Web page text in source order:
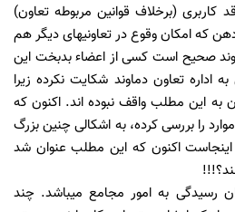
کاربری (برخلاف قوانین مربوطه تعاون)
که امکان وقوع در تعاونیهای دیگر هم
صحیح است کسی از اعضاء بدبخت این
اداره تعاون دماوند شکایت نکرده زیرا
به این مطلب واقف نبوده اند. اکنون که
را بررسی کرده، به اشکالی چنین بزرگ
اینجاست اکنون که این مطلب عنوان شد
رسیدگی به امور مجامع می­باشد. چند